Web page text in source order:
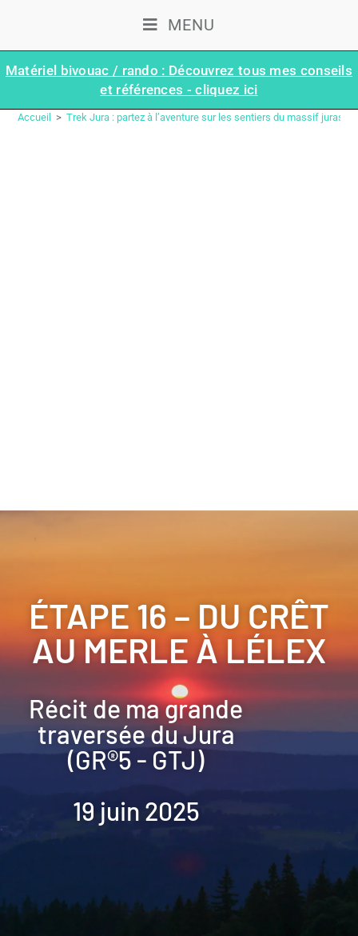
MENU
Matériel bivouac / rando : Découvrez tous mes conseils
et références - cliquez ici
Accueil > Trek Jura : partez à l’aventure sur les sentiers du massif
ÉTAPE 16 – DU CRÊT
AU MERLE À LÉLEX
Récit de ma grande
traversée du Jura
(GR®5 - GTJ)
19 juin 2025